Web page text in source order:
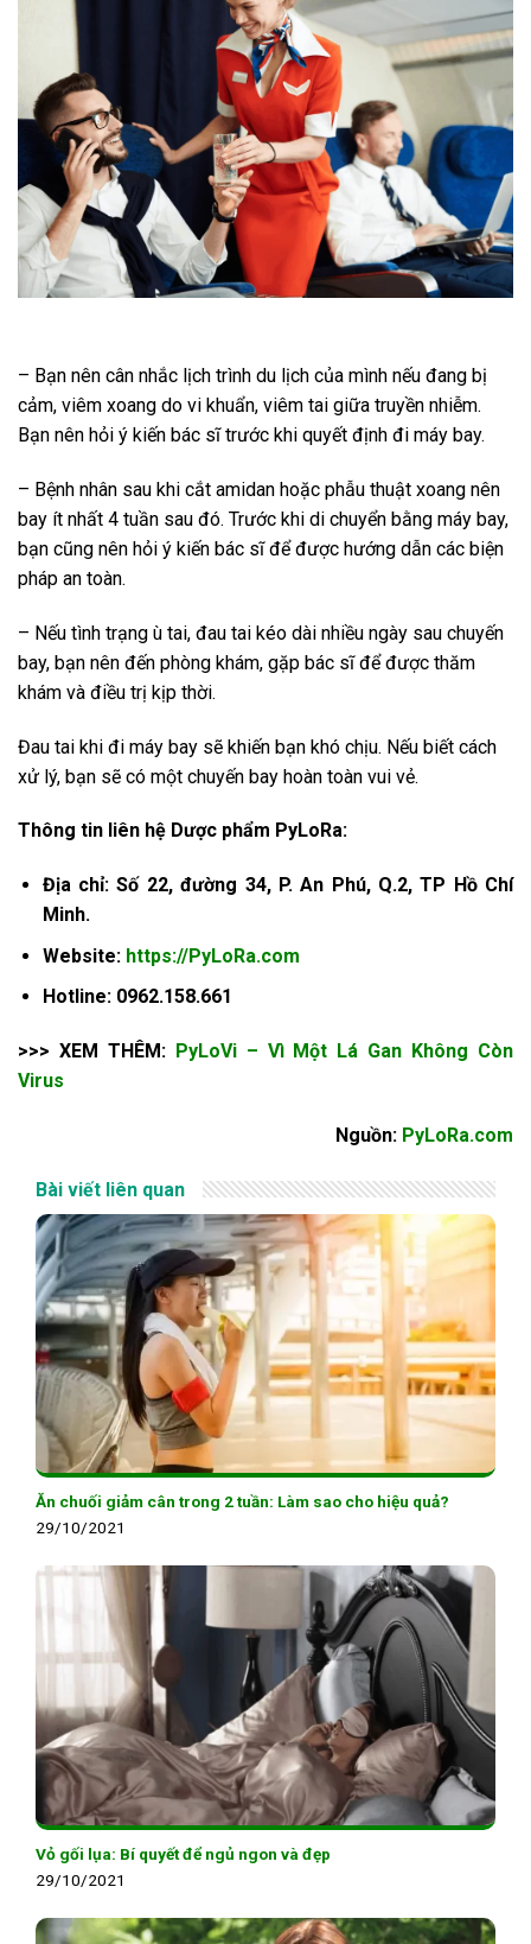
– Bạn nên cân nhắc lịch trình du lịch của mình nếu đang bị
cảm, viêm xoang do vi khuẩn, viêm tai giữa truyền nhiễm.
Bạn nên hỏi ý kiến ​​bác sĩ trước khi quyết định đi máy bay.
– Bệnh nhân sau khi cắt amidan hoặc phẫu thuật xoang nên
bay ít nhất 4 tuần sau đó. Trước khi di chuyển bằng máy bay,
bạn cũng nên hỏi ý kiến ​​bác sĩ để được hướng dẫn các biện
pháp an toàn.
– Nếu tình trạng ù tai, đau tai kéo dài nhiều ngày sau chuyến
bay, bạn nên đến phòng khám, gặp bác sĩ để được thăm
khám và điều trị kịp thời.
Đau tai khi đi máy bay sẽ khiến bạn khó chịu. Nếu biết cách
xử lý, bạn sẽ có một chuyến bay hoàn toàn vui vẻ.
Thông tin liên hệ Dược phẩm PyLoRa:
Địa chỉ: Số 22, đường 34, P. An Phú, Q.2, TP Hồ Chí
Minh.
Website: https://PyLoRa.com
Hotline: 0962.158.661
>>> XEM THÊM: PyLoVi – Vì Một Lá Gan Không Còn
Virus
Nguồn: PyLoRa.com
Bài viết liên quan
Ăn chuối giảm cân trong 2 tuần: Làm sao cho hiệu quả?
29/10/2021
Vỏ gối lụa: Bí quyết để ngủ ngon và đẹp
29/10/2021